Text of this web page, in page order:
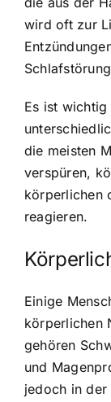
wird oft zur
Es ist
die meisten
verspüren,
körperlichen
reagieren.
Einige
körperlichen
gehören
und
jedoch in der